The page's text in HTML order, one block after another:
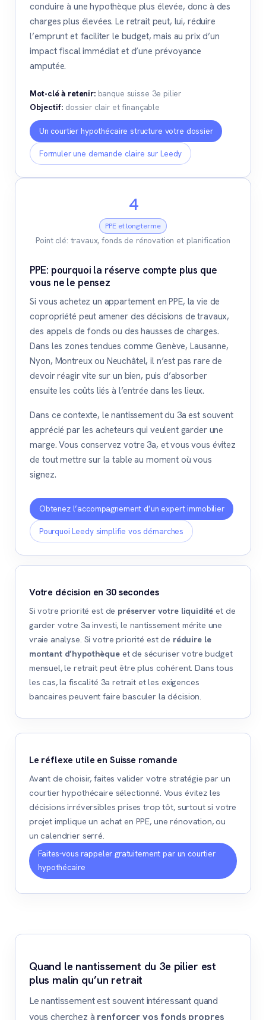
conduire à une hypothèque plus élevée, donc à des
charges plus élevées. Le retrait peut, lui, réduire
l’emprunt et faciliter le budget, mais au prix d’un
impact fiscal immédiat et d’une prévoyance
amputée.
Mot-clé à retenir:banque suisse 3e pilier
Objectif: dossier clair et finançable
Un courtier hypothécaire structure votre dossier
Formuler une demande claire sur Leedy
4
PPE et long terme
Point clé: travaux, fonds de rénovation et planification
PPE: pourquoi la réserve compte plus que
vous ne le pensez
Si vous achetez un appartement en PPE, la vie de
copropriété peut amener des décisions de travaux,
des appels de fonds ou des hausses de charges.
Dans les zones tendues comme Genève, Lausanne,
Nyon, Montreux ou Neuchâtel, il n’est pas rare de
devoir réagir vite sur un bien, puis d’absorber
ensuite les coûts liés à l’entrée dans les lieux.
Dans ce contexte, le nantissement du 3a est souvent
apprécié par les acheteurs qui veulent garder une
marge. Vous conservez votre 3a, et vous vous évitez
de tout mettre sur la table au moment où vous
signez.
Obtenez l’accompagnement d’un expert immobilier
Pourquoi Leedy simplifie vos démarches
Votre décision en 30 secondes
Si votre priorité est de préserver votre liquidité et de
garder votre 3a investi, le nantissement mérite une
vraie analyse. Si votre priorité est de réduire le
montant d’hypothèqueet de sécuriser votre budget
mensuel, le retrait peut être plus cohérent. Dans tous
les cas, la fiscalité 3a retrait et les exigences
bancaires peuvent faire basculer la décision.
Le réflexe utile en Suisse romande
Avant de choisir, faites valider votre stratégie par un
courtier hypothécaire sélectionné. Vous évitez les
décisions irréversibles prises trop tôt, surtout si votre
projet implique un achat en PPE, une rénovation, ou
un calendrier serré.
Faites-vous rappeler gratuitement par un courtier
hypothécaire
Quand le nantissement du 3e pilier est
plus malin qu’un retrait
Le nantissement est souvent intéressant quand
vous cherchez à renforcer vos fonds propres